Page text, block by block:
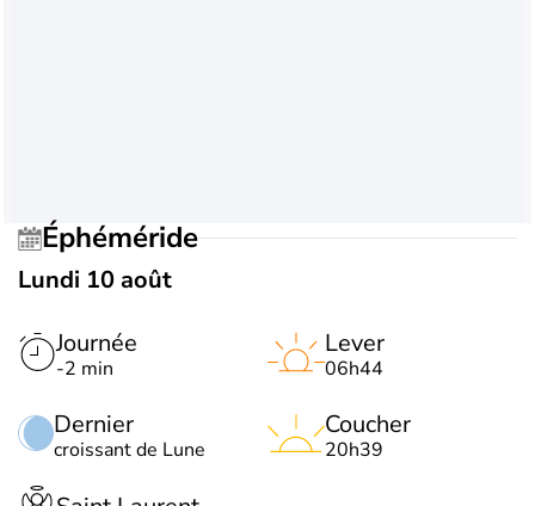
Éphéméride
Lundi 10 août
Journée
-2 min
Dernier
croissant de Lune
Lever
06h44
Coucher
20h39